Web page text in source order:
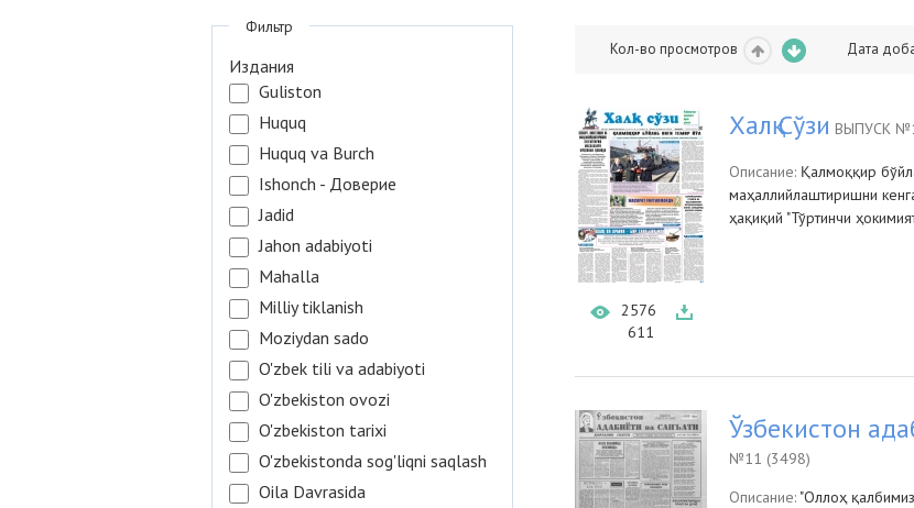
Кол-во просмотров Дата
2576
611
Халқ Сўзи ВЫПУСК
Описание: Қалмоққир
маҳаллийлаштиришни
ҳақиқий "Тўртинчи
Ўзбекистон
№11 (3498)
Описание: "Оллоҳ
Фильтр
Издания
Guliston
Huquq
Huquq va Burch
Ishonch - Доверие
Jadid
Jahon adabiyoti
Mahalla
Milliy tiklanish
Moziydan sado
O'zbek tili va adabiyoti
O'zbekiston ovozi
O'zbekiston tarixi
O'zbekistonda sog'liqni saqlash
Oila Davrasida